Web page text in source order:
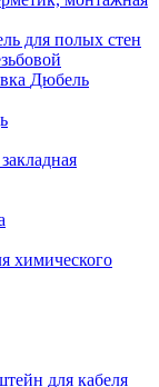
для полых стен
Дюбель
химического
для кабеля